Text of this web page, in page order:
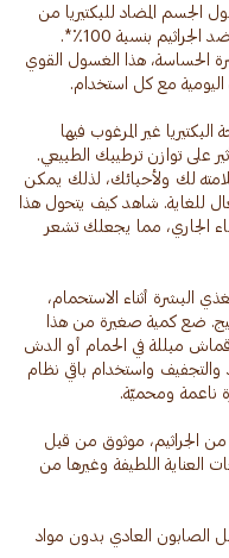
الجسم المضاد للبكتيريا من
لايفبوي، التي تمنحك ولعائلتك حماية أقوى ضد الجراثيم بنسبة 100٪*.
الحساسة، هذا الغسول القوي
غير المرغوب فيها
على توازن ترطيبك الطبيعي.
لك ولأحبائك، لذلك يمكن
للغاية. شاهد كيف يتحول هذا
الجاري، مما يجعلك تشعر
البشرة أثناء الاستحمام،
ضع كمية صغيرة من هذا
قماش مبللة في الحمام أو الدش
واستخدام باقي نظام
العالم للحماية من الجراثيم، موثوق من قبل
العناية اللطيفة وغيرها من
الصابون العادي بدون مواد